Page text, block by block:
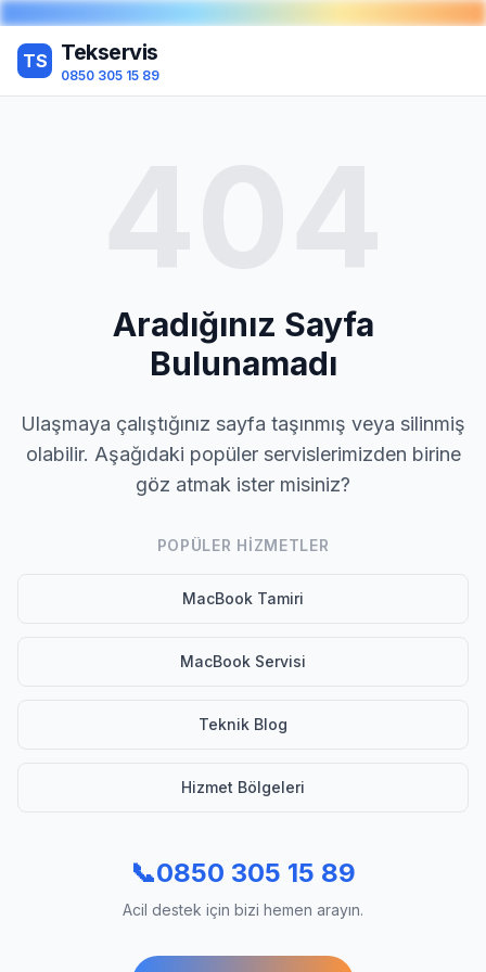
TS Tekservis
0850 305 15 89
Aradığınız Sayfa
Bulunamadı
Ulaşmaya çalıştığınız sayfa taşınmış veya silinmiş
olabilir. Aşağıdaki popüler servislerimizden birine
göz atmak ister misiniz?
POPÜLER HIZMETLER
MacBook Tamiri
MacBook Servisi
Teknik Blog
Hizmet Bölgeleri
📞0850 305 15 89
Acil destek için bizi hemen arayın.